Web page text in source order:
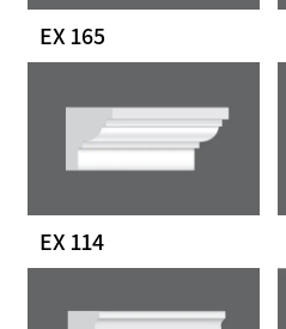
EX 165
EX 114